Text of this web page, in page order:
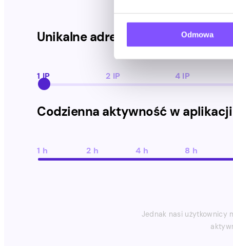
Odmowa
Unikalne adresy IP
1 IP 2 IP 4 IP
Codzienna aktywność w aplikacji
1 h 2 h 4 h 8 h
Jednak nasi użytkownicy